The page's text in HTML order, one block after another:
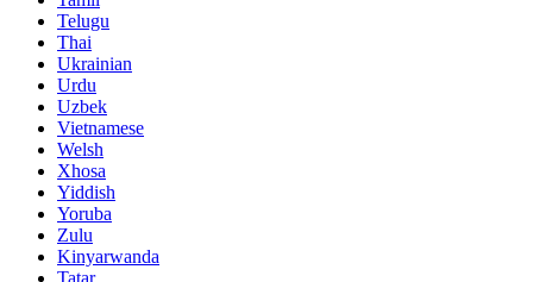
Telugu
Thai
Ukrainian
Urdu
Uzbek
Vietnamese
Welsh
Xhosa
Yiddish
Yoruba
Zulu
Kinyarwanda
Tatar